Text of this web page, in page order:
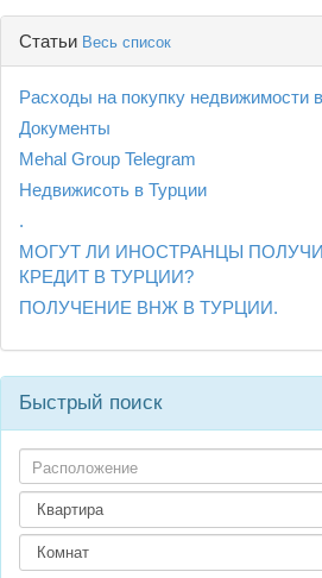
Статьи Весь список
Расходы на покупку недвижимости
Документы
Mehal Group Telegram
Недвижисоть в Турции
.
МОГУТ ЛИ ИНОСТРАНЦЫ
КРЕДИТ В ТУРЦИИ?
ПОЛУЧЕНИЕ ВНЖ В ТУРЦИИ.
Быстрый поиск
Расположение